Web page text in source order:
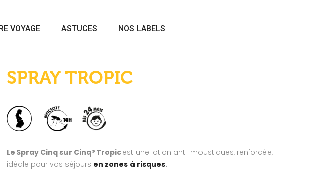
VOYAGE ASTUCES NOS LABELS
SPRAY TROPIC
Le Spray Cinq sur Cinq® Tropicest une lotion anti-moustiques, renforcée,
idéale pour vos séjours en zones à risques.